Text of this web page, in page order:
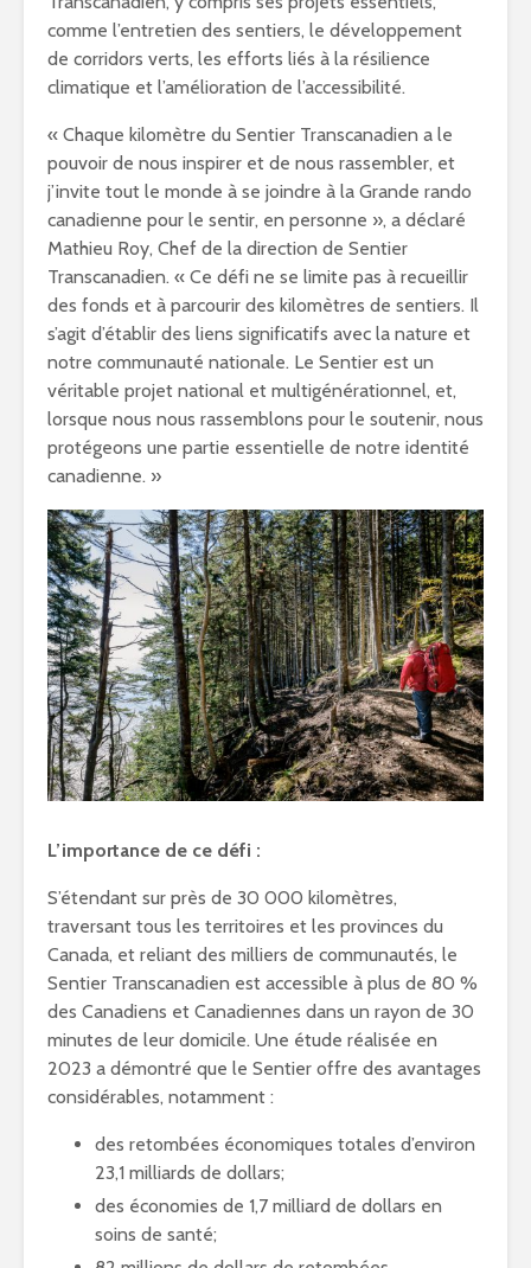
comme l’entretien des sentiers, le développement
de corridors verts, les efforts liés à la résilience
climatique et l’amélioration de l’accessibilité.
« Chaque kilomètre du Sentier Transcanadien a le
pouvoir de nous inspirer et de nous rassembler, et
j’invite tout le monde à se joindre à la Grande rando
canadienne pour le sentir, en personne », a déclaré
Mathieu Roy, Chef de la direction de Sentier
Transcanadien. « Ce défi ne se limite pas à recueillir
des fonds et à parcourir des kilomètres de sentiers. Il
s’agit d’établir des liens significatifs avec la nature et
notre communauté nationale. Le Sentier est un
véritable projet national et multigénérationnel, et,
lorsque nous nous rassemblons pour le soutenir, nous
protégeons une partie essentielle de notre identité
canadienne. »
L’importance de ce défi :
S’étendant sur près de 30 000 kilomètres,
traversant tous les territoires et les provinces du
Canada, et reliant des milliers de communautés, le
Sentier Transcanadien est accessible à plus de 80 %
des Canadiens et Canadiennes dans un rayon de 30
minutes de leur domicile. Une étude réalisée en
2023 a démontré que le Sentier offre des avantages
considérables, notamment :
des retombées économiques totales d’environ
23,1 milliards de dollars;
des économies de 1,7 milliard de dollars en
soins de santé;